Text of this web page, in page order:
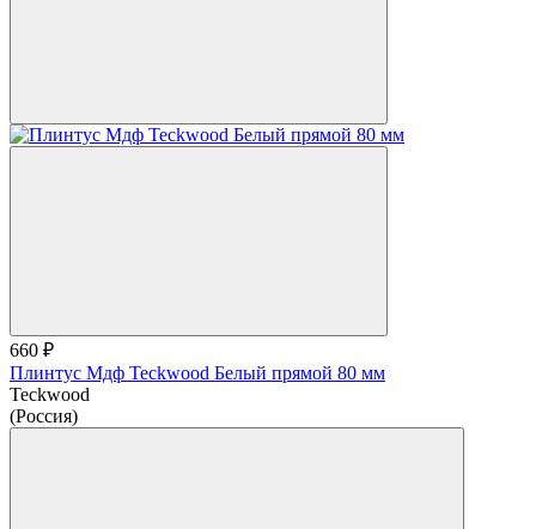
660 ₽
Плинтус Мдф Teckwood Белый прямой 80 мм
Teckwood
(Россия)